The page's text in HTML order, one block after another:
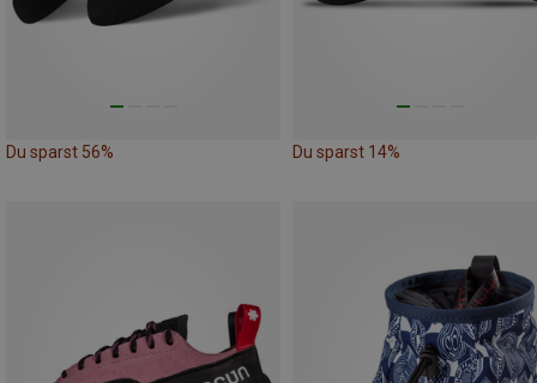
Du sparst 56% Du sparst 14%